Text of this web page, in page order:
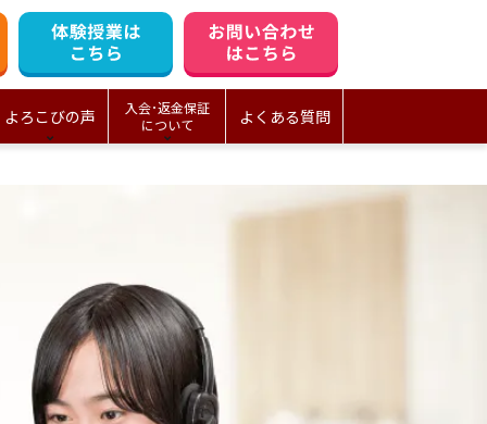
よろこびの声
入会･返金保証
について
よくある質問